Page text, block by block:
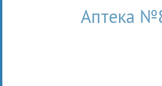
Аптека